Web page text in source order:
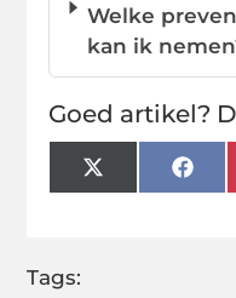
Welke
kan ik
Goed artikel?
X
(Twitter)
Tags: